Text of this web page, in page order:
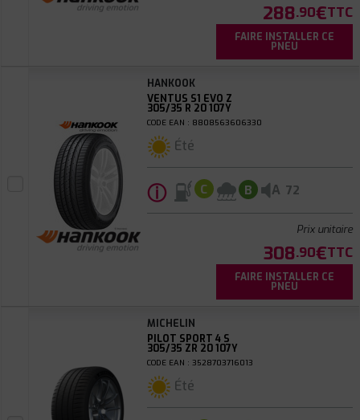
288.90€TTC
FAIRE INSTALLER CE
PNEU
HANKOOK
VENTUS S1 EVO Z
305/35 R 20 107Y
CODE EAN : 8808563606330
Été
ⓘ C B A 72
Prix unitaire
308.90€TTC
FAIRE INSTALLER CE
PNEU
MICHELIN
PILOT SPORT 4 S
305/35 ZR 20 107Y
CODE EAN : 3528703716013
Été